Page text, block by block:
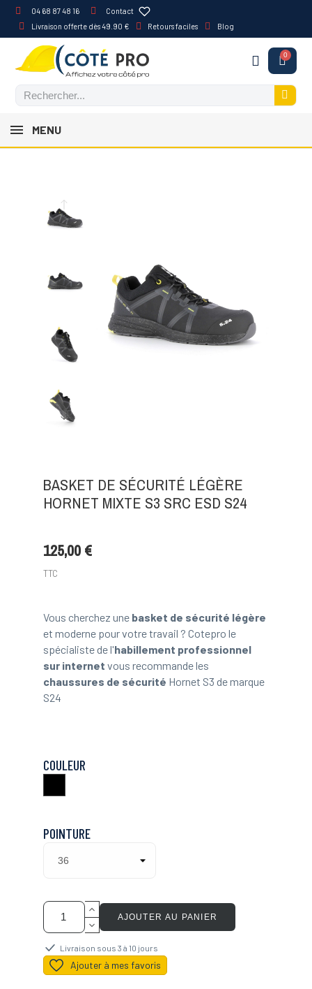
04 68 87 48 16
Contact
Livraison offerte dès 49.90 €
Retours faciles Blog
MENU
BASKET DE SÉCURITÉ LÉGÈRE
HORNET MIXTE S3 SRC ESD S24
125,00 €
TTC
Vous cherchez une basket de sécurité légère
et moderne pour votre travail ? Cotepro le
spécialiste de l'habillement professionnel
sur internet vous recommande les
chaussures de sécurité Hornet S3 de marque
S24
COULEUR
POINTURE
AJOUTER AU PANIER
Livraison sous 3 à 10 jours
Ajouter à mes favoris